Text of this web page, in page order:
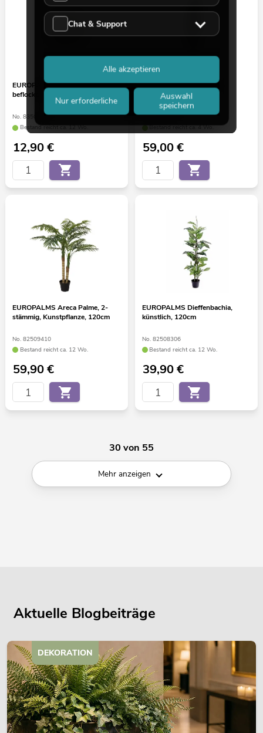
EUROPALMS Pinienkugel,
beflockt, 20cm
No. 83500304
Bestand reicht ca. 12 Wo.
12,90€
EUROPALMS Schefflera,
künstlich, 120cm
No. 82600157
Bestand reicht ca. 4 Wo.
59,00€
EUROPALMS Areca Palme, 2-
stämmig, Kunstpflanze, 120cm
No. 82509410
Bestand reicht ca. 12 Wo.
59,90€
EUROPALMS Dieffenbachia,
künstlich, 120cm
No. 82508306
Bestand reicht ca. 12 Wo.
39,90€
30 von 55
Mehr anzeigen
Aktuelle Blogbeiträge
DEKORATION
Chat & Support
Nur erforderliche
Auswahl
speichern
Alle akzeptieren